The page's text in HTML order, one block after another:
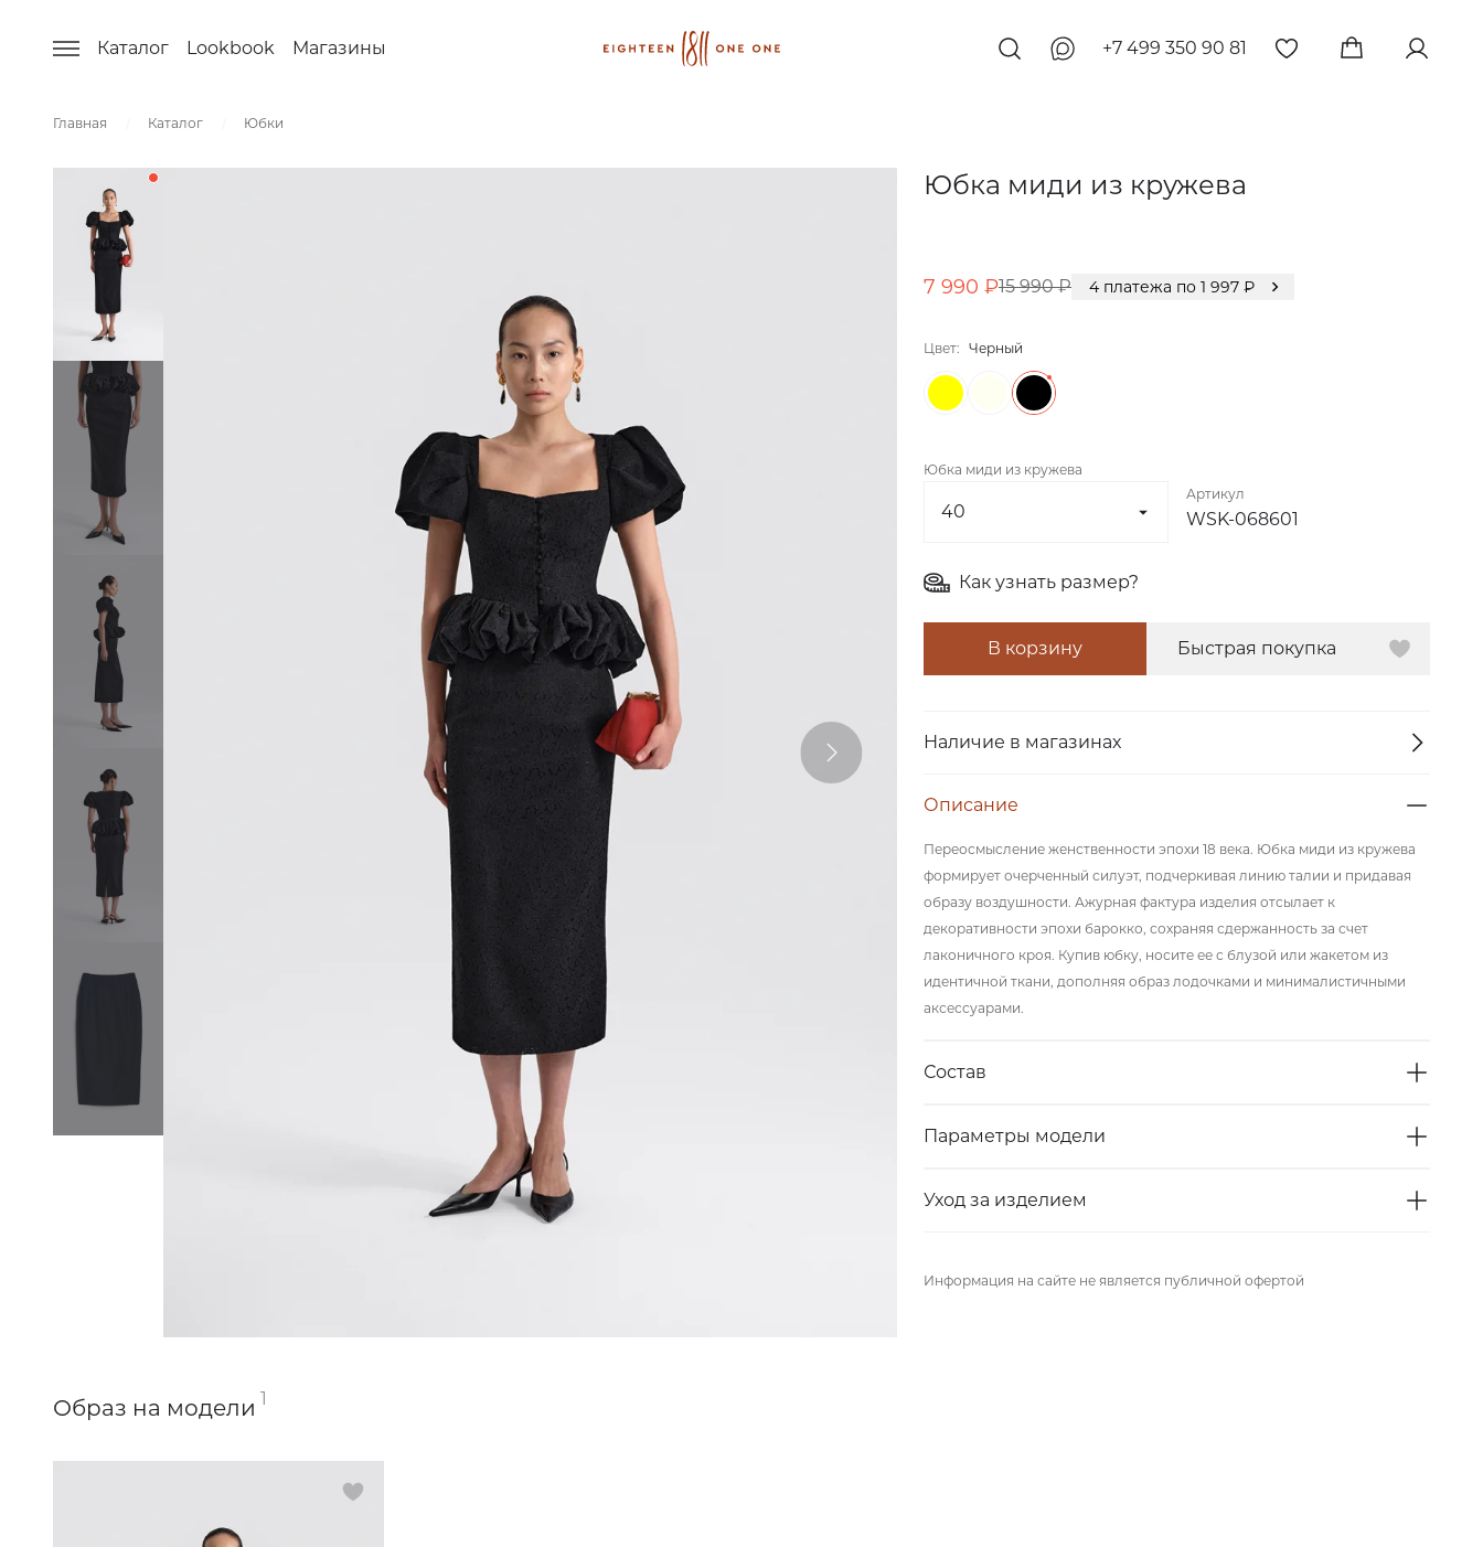
Каталог Lookbook Магазины +7 499 350 90 81
Главная Каталог Юбки
Юбка миди из кружева
7 990 ₽15 990 ₽ 4 платежа по 1 997 ₽
Цвет: Черный
Юбка миди из кружева
Артикул
WSK-068601
Как узнать размер?
В корзину Быстрая покупка
Наличие в магазинах
Описание
Переосмысление женственности эпохи 18 века. Юбка миди из кружева
формирует очерченный силуэт, подчеркивая линию талии и придавая
образу воздушности. Ажурная фактура изделия отсылает к
декоративности эпохи барокко, сохраняя сдержанность за счет
лаконичного кроя. Купив юбку, носите ее с блузой или жакетом из
идентичной ткани, дополняя образ лодочками и минималистичными
аксессуарами.
Состав
Параметры модели
Уход за изделием
Информация на сайте не является публичной офертой
Образ на модели 1